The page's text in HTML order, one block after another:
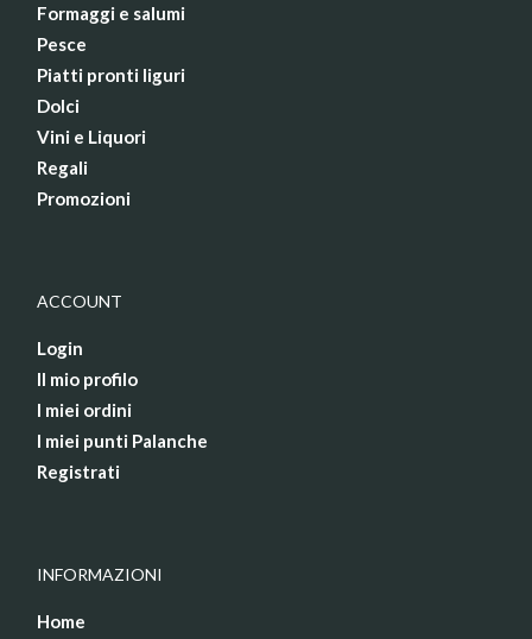
Formaggi e salumi
Pesce
Piatti pronti liguri
Dolci
Vini e Liquori
Regali
Promozioni
ACCOUNT
Login
Il mio profilo
I miei ordini
I miei punti Palanche
Registrati
INFORMAZIONI
Home